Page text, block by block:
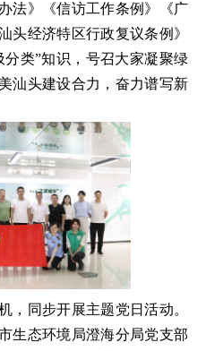
法》《信访工作条例》《广
头经济特区行政复议条例》
类”知识，号召大家凝聚绿
汕头建设合力，奋力谱写新
，同步开展主题党日活动。
生态环境局澄海分局党支部